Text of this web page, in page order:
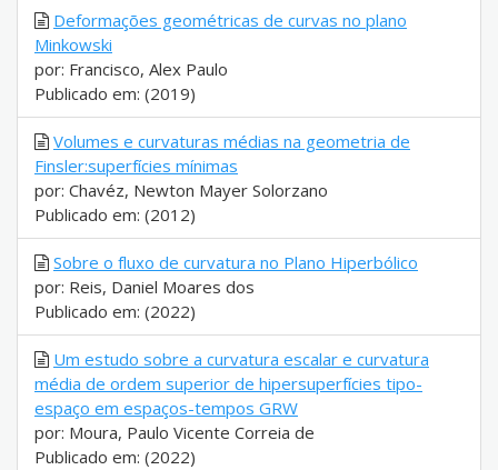
Deformações geométricas de curvas no plano
Minkowski
por: Francisco, Alex Paulo
Publicado em: (2019)
Volumes e curvaturas médias na geometria de
Finsler:superfícies mínimas
por: Chavéz, Newton Mayer Solorzano
Publicado em: (2012)
Sobre o fluxo de curvatura no Plano Hiperbólico
por: Reis, Daniel Moares dos
Publicado em: (2022)
Um estudo sobre a curvatura escalar e curvatura
média de ordem superior de hipersuperfícies tipo-
espaço em espaços-tempos GRW
por: Moura, Paulo Vicente Correia de
Publicado em: (2022)